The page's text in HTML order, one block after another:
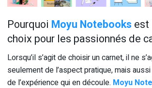
Pourquoi Moyu Notebooks est
choix pour les passionnés de
Lorsqu’il s’agit de choisir un carnet, il ne
seulement de l’aspect pratique, mais
de l’expérience qui en découle. Moyu